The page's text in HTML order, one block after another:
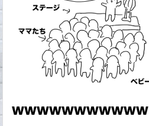
wwwwwwwwwww